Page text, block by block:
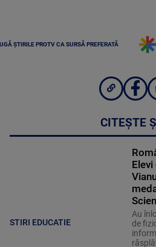
ȘTIRILE PROTV CA SURSĂ PREFERATĂ
CITEȘTE
STIRI EDUCATIE
Elevi
Au
de